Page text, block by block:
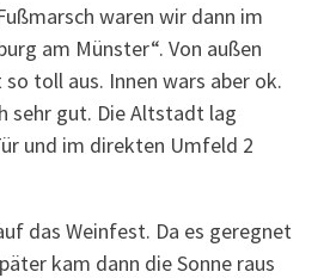
waren wir dann im
am Münster“. Von außen
toll aus. Innen wars aber ok.
sehr gut. Die Altstadt lag
und im direkten Umfeld 2
das Weinfest. Da es geregnet
kam dann die Sonne raus